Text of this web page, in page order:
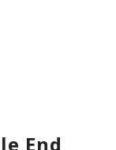
End